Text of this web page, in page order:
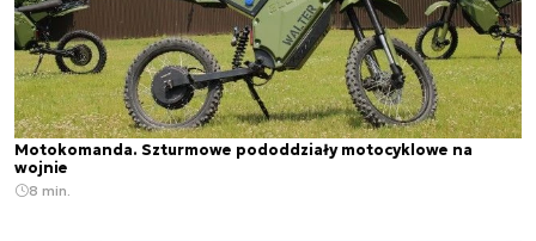
Motokomanda. Szturmowe pododdziały motocyklowe na
wojnie
8 min.